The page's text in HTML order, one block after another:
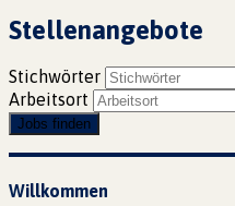
Stellenangebote
Stichwörter
Arbeitsort
Willkommen